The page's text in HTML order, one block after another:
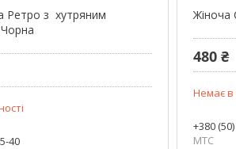
Ретро з хутряним
40
Жіноча
480 ₴
Немає в
+380
МТС